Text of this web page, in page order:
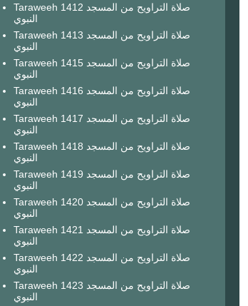
Taraweeh 1412 صلاة التراويح من المسجد
النبوي
Taraweeh 1413 صلاة التراويح من المسجد
النبوي
Taraweeh 1415 صلاة التراويح من المسجد
النبوي
Taraweeh 1416 صلاة التراويح من المسجد
النبوي
Taraweeh 1417 صلاة التراويح من المسجد
النبوي
Taraweeh 1418 صلاة التراويح من المسجد
النبوي
Taraweeh 1419 صلاة التراويح من المسجد
النبوي
Taraweeh 1420 صلاة التراويح من المسجد
النبوي
Taraweeh 1421 صلاة التراويح من المسجد
النبوي
Taraweeh 1422 صلاة التراويح من المسجد
النبوي
Taraweeh 1423 صلاة التراويح من المسجد
النبوي